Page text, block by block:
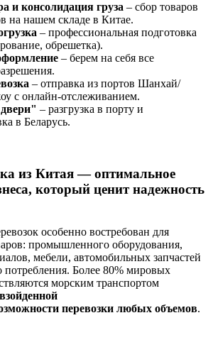
и консолидация груза – сбор товаров
на нашем складе в Китае.
– профессиональная подготовка
обрешетка).
– берем на себя все
– отправка из портов Шанхай/
с онлайн-отслеживанием.
– разгрузка в порту и
в Беларусь.
из Китая — оптимальное
который ценит надежность
особенно востребован для
промышленного оборудования,
мебели, автомобильных запчастей
потребления. Более 80% мировых
морским транспортом
перевозки любых объемов.